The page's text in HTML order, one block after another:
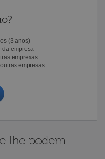
(3 anos)
da empresa
empresas
empresas
lhe podem